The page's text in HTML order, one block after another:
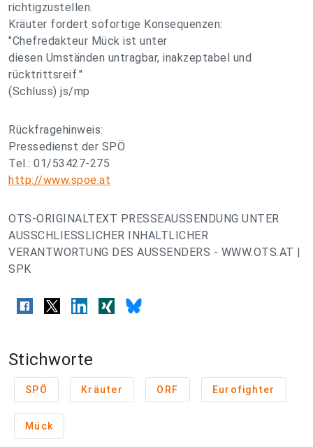
richtigzustellen.
Kräuter fordert sofortige Konsequenzen:
"Chefredakteur Mück ist unter
diesen Umständen untragbar, inakzeptabel und
rücktrittsreif."
(Schluss) js/mp
Rückfragehinweis:
Pressedienst der SPÖ
Tel.: 01/53427-275
http://www.spoe.at
OTS-ORIGINALTEXT PRESSEAUSSENDUNG UNTER
AUSSCHLIESSLICHER INHALTLICHER
VERANTWORTUNG DES AUSSENDERS - WWW.OTS.AT |
SPK
Stichworte
SPÖ Kräuter ORF Eurofighter
Mück